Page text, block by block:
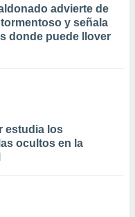
advierte de
y señala
donde puede llover
estudia los
ocultos en la